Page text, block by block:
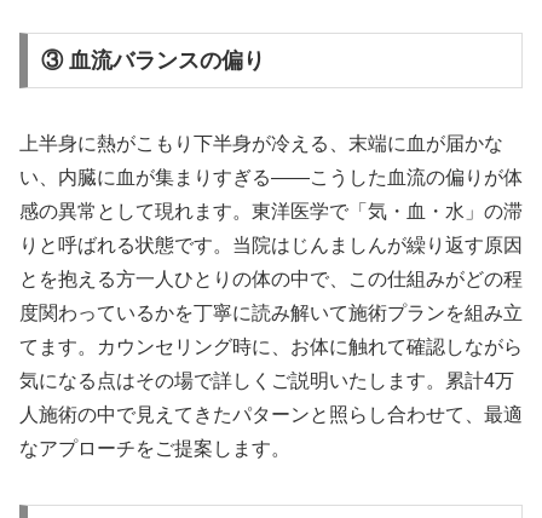
③ 血流バランスの偏り
上半身に熱がこもり下半身が冷える、末端に血が届かな
い、内臓に血が集まりすぎる——こうした血流の偏りが体
感の異常として現れます。東洋医学で「気・血・水」の滞
りと呼ばれる状態です。当院はじんましんが繰り返す原因
とを抱える方一人ひとりの体の中で、この仕組みがどの程
度関わっているかを丁寧に読み解いて施術プランを組み立
てます。カウンセリング時に、お体に触れて確認しながら
気になる点はその場で詳しくご説明いたします。累計4万
人施術の中で見えてきたパターンと照らし合わせて、最適
なアプローチをご提案します。